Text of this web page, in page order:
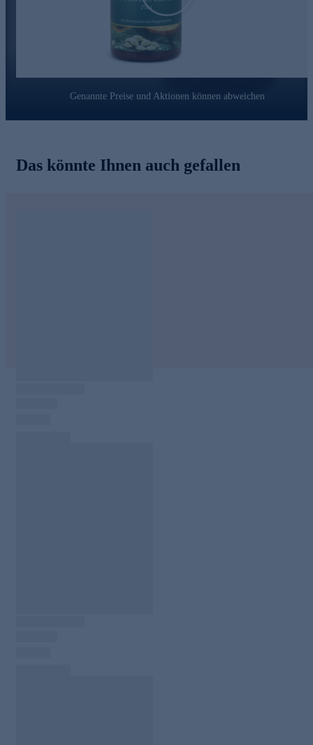
Gemeinsam mit seinem Wissenschaftsteam lässt er altes Wissen
und moderne Forschung harmonisch zusammenfließen. Diese
Erfahrung stellt er stets in den Dienst von sich und seinen
Bestellen Sie die ProstaNatur Kapseln noch heute bequem
online.
Genannte Preise und Aktionen können abweichen
Das könnte Ihnen auch gefallen